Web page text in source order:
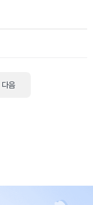
다음